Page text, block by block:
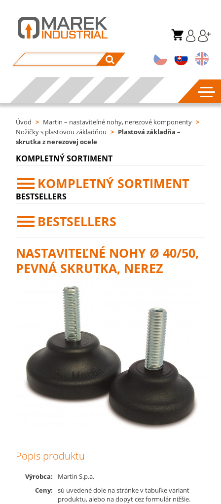
Úvod > Martin – nastaviteľné nohy, nerezové komponenty >
Nožičky s plastovou základňou > Plastová základňa –
skrutka z nerezovej ocele
KOMPLETNÝ SORTIMENT
KOMPLETNÝ SORTIMENT
BESTSELLERS
BESTSELLERS
NASTAVITEĽNÉ NOHY Ø 40/50,
PEVNÁ SKRUTKA, NEREZ
Popis produktu
Výrobca:
Martin S.p.a.
Ceny:
sú uvedené dole na stránke v tabuľke variant
produktu, alebo na dopyt cez formulár nižšie.